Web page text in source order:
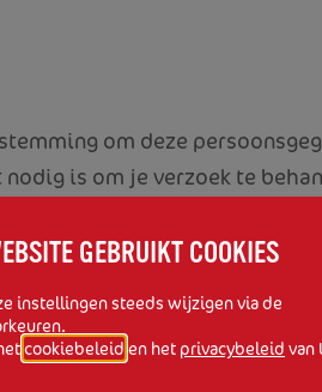
om deze
is om je verzoek te
kunnen de gegevens voor
Lotus Bakeries om je
Voor de
Deze verwerking
GEBRUIKT COOKIES
instellingen steeds wijzigen via de
cookiebeleid en het privacybeleid van